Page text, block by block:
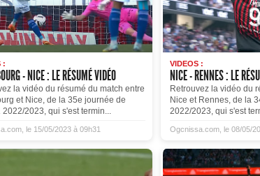
:
- NICE : LE RÉSUMÉ VIDÉO
la vidéo du résumé du match entre
et Nice, de la 35e journée de
2022/2023, qui s'est termin...
le 15/05/2023 à 09h31
VIDEOS :
NICE - RENNES : LE
Retrouvez la vidéo du
Nice et Rennes, de la
2022/2023, qui s'est
Ogcnissa.com, le 08/05/